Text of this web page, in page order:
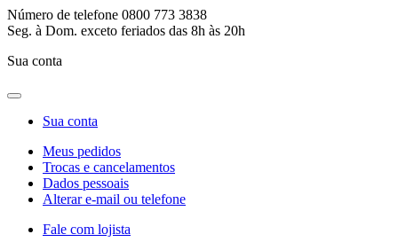
Número de telefone 0800 773 3838
Seg. à Dom. exceto feriados das 8h às 20h
Sua conta
Sua conta
Meus pedidos
Trocas e cancelamentos
Dados pessoais
Alterar e-mail ou telefone
Fale com lojista